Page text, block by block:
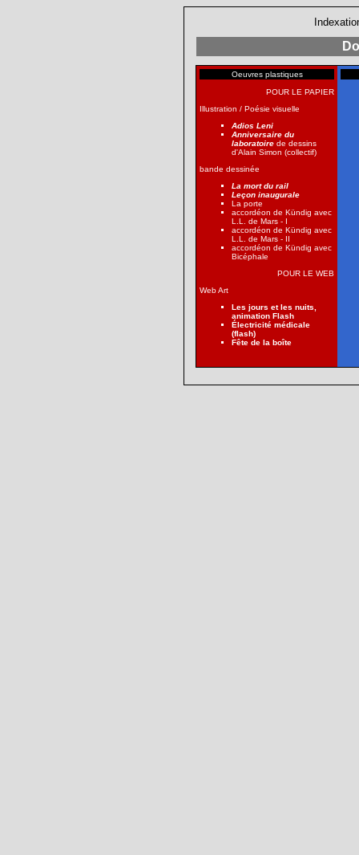
Oeuvres plastiques
POUR LE PAPIER
Illustration / Poésie visuelle
Adios Leni
Anniversaire du
laboratoire de dessins
d'Alain Simon (collectif)
bande dessinée
La mort du rail
Leçon inaugurale
La porte
accordéon de Kündig avec
L.L. de Mars - I
accordéon de Kündig avec
L.L. de Mars - II
accordéon de Kündig avec
Bicéphale
POUR LE WEB
Web Art
Les jours et les nuits,
animation Flash
Électricité médicale
(flash)
Fête de la boîte